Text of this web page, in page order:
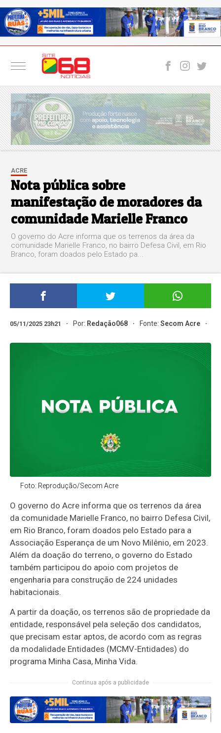
ACRE
Nota pública sobre
manifestação de moradores da
comunidade Marielle Franco
O governo do Acre informa que os terrenos da área da
comunidade Marielle Franco, no bairro Defesa Civil, em Rio
Branco, foram doados pelo Estado pa...
05/11/2025 23h21 Por: Redação068 Fonte:Secom Acre
Foto: Reprodução/Secom Acre
O governo do Acre informa que os terrenos da área
da comunidade Marielle Franco, no bairro Defesa Civil,
em Rio Branco, foram doados pelo Estado para a
Associação Esperança de um Novo Milênio, em 2023.
Além da doação do terreno, o governo do Estado
também participou do apoio com projetos de
engenharia para construção de 224 unidades
habitacionais.
A partir da doação, os terrenos são de propriedade da
entidade, responsável pela seleção dos candidatos,
que precisam estar aptos, de acordo com as regras
da modalidade Entidades (MCMV-Entidades) do
programa Minha Casa, Minha Vida.
Continua após a publicidade